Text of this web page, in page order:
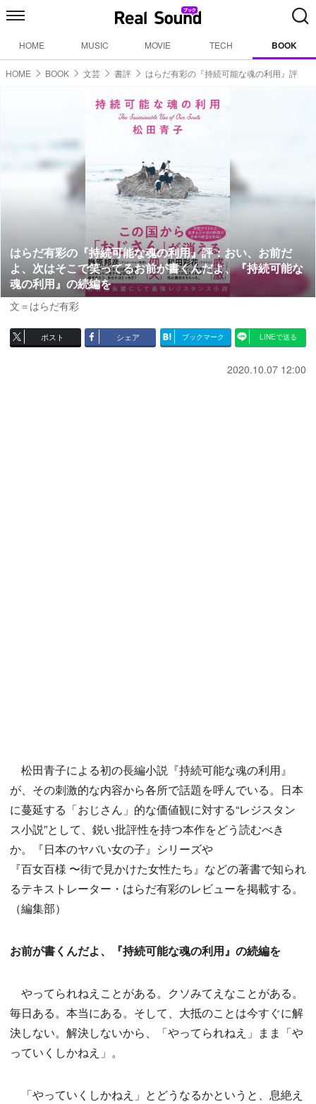
HOME MUSIC MOVIE TECH BOOK
HOME BOOK 文芸 書評 はらだ有彩の『持続可能な魂の利用』評
はらだ有彩の『持続可能な魂の利用』評：おい、お前だ
よ、次はそこで笑ってるお前が書くんだよ、『持続可能な
魂の利用』の続編を
文＝はらだ有彩
ポスト シェア ブックマーク LINEで送る
2020.10.07 12:00
松田青子による初の長編小説『持続可能な魂の利用』
が、その刺激的な内容から各所で話題を呼んでいる。日本
に蔓延する「おじさん」的な価値観に対する“レジスタン
ス小説”として、鋭い批評性を持つ本作をどう読むべき
か。『日本のヤバい女の子』シリーズや
『百女百様 〜街で見かけた女性たち』などの著書で知られ
るテキストレーター・はらだ有彩のレビューを掲載する。
（編集部）
お前が書くんだよ、『持続可能な魂の利用』の続編を
やってられねえことがある。クソみてえなことがある。
毎日ある。本当にある。そして、大抵のことは今すぐに解
決しない。解決しないから、「やってられねえ」まま「や
っていくしかねえ」。
「やっていくしかねえ」とどうなるかというと、息絶え